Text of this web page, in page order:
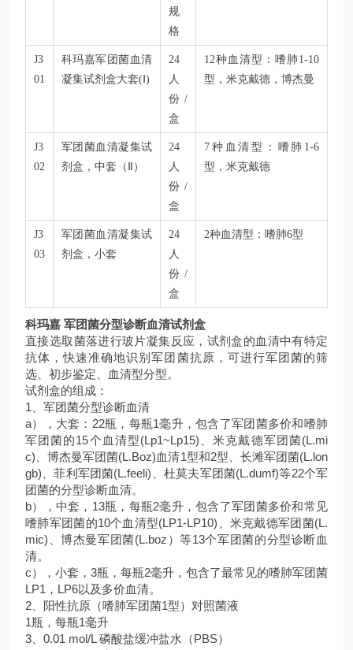
规
格
J3
01
科玛嘉军团菌血清
凝集试剂盒大套(Ⅰ)
24
人
份/
盒
12种血清型：嗜肺1-10
型，米克戴德，博杰曼
J3
02
军团菌血清凝集试
剂盒，中套（Ⅱ）
24
人
份/
盒
7种血清型：嗜肺1-6
型，米克戴德
J3
03
军团菌血清凝集试
剂盒，小套
24
人
份/
盒
2种血清型：嗜肺6型
科玛嘉 军团菌分型诊断血清试剂盒
直接选取菌落进行玻片凝集反应，试剂盒的血清中有特定
抗体，快速准确地识别军团菌抗原，可进行军团菌的筛
选、初步鉴定、血清型分型。
试剂盒的组成：
1、军团菌分型诊断血清
a），大套：22瓶，每瓶1毫升，包含了军团菌多价和嗜肺
军团菌的15个血清型(Lp1~Lp15)、米克戴德军团菌(L.mi
c)、博杰曼军团菌(L.Boz)血清1型和2型、长滩军团菌(L.lon
gb)、菲利军团菌(L.feeli)、杜莫夫军团菌(L.dumf)等22个军
团菌的分型诊断血清。
b），中套，13瓶，每瓶2毫升，包含了军团菌多价和常见
嗜肺军团菌的10个血清型(LP1-LP10)、米克戴德军团菌(L.
mic)、博杰曼军团菌(L.boz）等13个军团菌的分型诊断血
清。
c），小套，3瓶，每瓶2毫升，包含了最常见的嗜肺军团菌
LP1，LP6以及多价血清。
2、阳性抗原（嗜肺军团菌1型）对照菌液
1瓶，每瓶1毫升
3、0.01 mol/L 磷酸盐缓冲盐水（PBS）